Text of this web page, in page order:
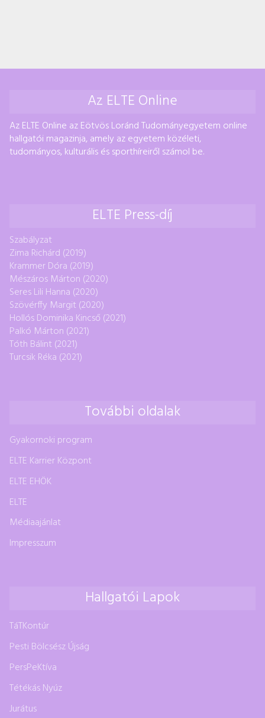
Az ELTE Online
Az ELTE Online az Eötvös Loránd Tudományegyetem online
hallgatói magazinja, amely az egyetem közéleti,
tudományos, kulturális és sporthíreiről számol be.
ELTE Press-díj
Szabályzat
Zima Richárd (2019)
Krammer Dóra (2019)
Mészáros Márton (2020)
Seres Lili Hanna (2020)
Szövérffy Margit (2020)
Hollós Dominika Kincső (2021)
Palkó Márton (2021)
Tóth Bálint (2021)
Turcsik Réka (2021)
További oldalak
Gyakornoki program
ELTE Karrier Központ
ELTE EHÖK
ELTE
Médiaajánlat
Impresszum
Hallgatói Lapok
TáTKontúr
Pesti Bölcsész Újság
PersPeKtíva
Tétékás Nyúz
Jurátus